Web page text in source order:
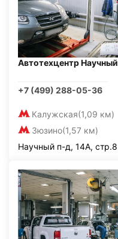
Автотехцентр Научный
+7 (499) 288-05-36
Калужская(1,09 км)
Зюзино(1,57 км)
Научный п-д, 14А, стр.8